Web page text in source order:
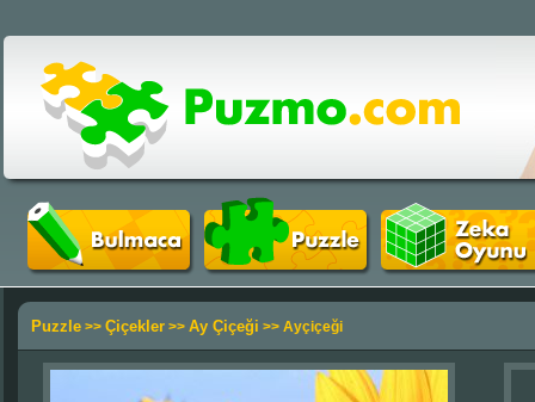
Puzzle >> Çiçekler >> Ay Çiçeği >> Ayçiçeği